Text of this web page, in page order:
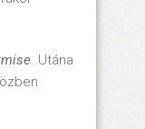
. Utána